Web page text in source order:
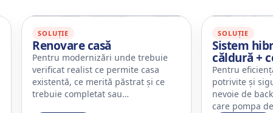
SOLUȚIE
Renovare casă
Pentru modernizări unde trebuie
verificat realist ce permite casa
existentă, ce merită păstrat și ce
trebuie completat sau…
SOLUȚIE
Sistem
căldură +
Pentru
potrivite și
nevoie de
care pompa